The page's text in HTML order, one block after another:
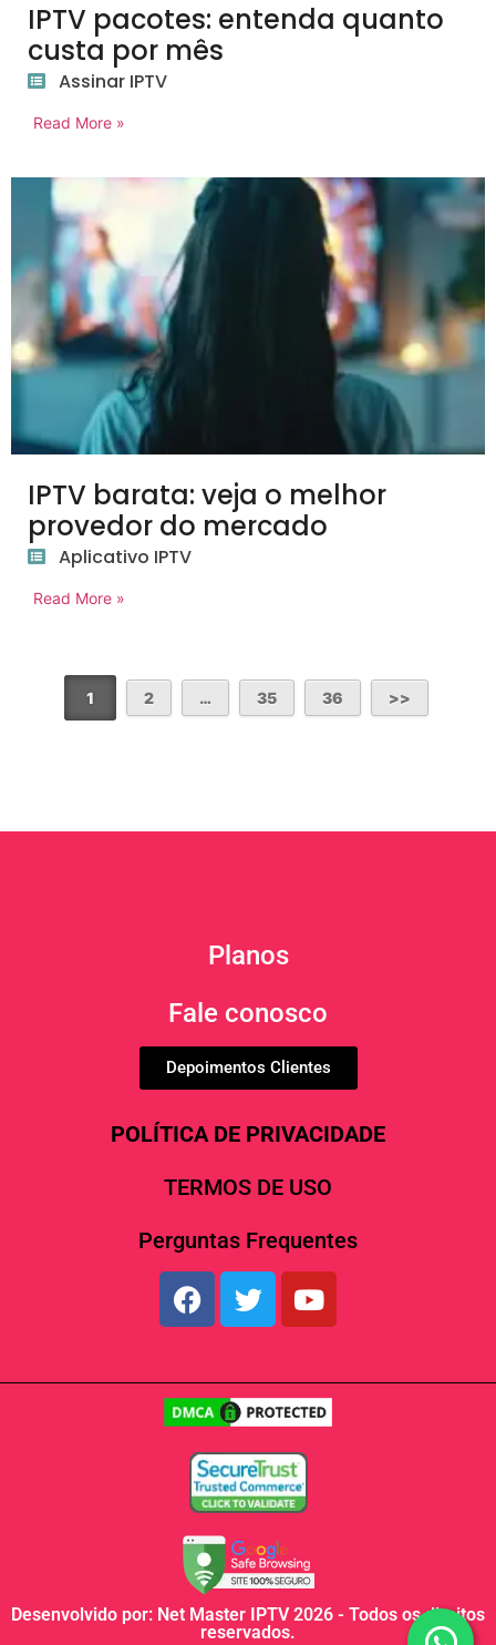
IPTV pacotes: entenda quanto
custa por mês
Assinar IPTV
Read More »
IPTV barata: veja o melhor
provedor do mercado
Aplicativo IPTV
Read More »
1 2 … 35 36
Planos
Fale conosco
Depoimentos Clientes
POLÍTICA DE PRIVACIDADE
TERMOS DE USO
Perguntas Frequentes
Desenvolvido por: Net Master IPTV 2026 - Todos os direitos
reservados.